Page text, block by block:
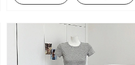
Solto Com capuz Top